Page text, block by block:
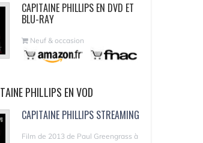
CAPITAINE PHILLIPS EN DVD ET
BLU-RAY
Neuf & occasion
PHILLIPS EN VOD
CAPITAINE PHILLIPS STREAMING
Film de 2013 de Paul Greengrass à